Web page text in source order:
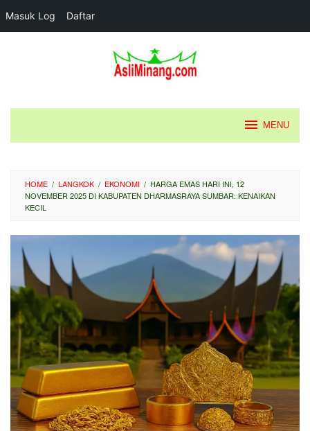
Masuk Log Daftar
MENU
HOME / LANGKOK / EKONOMI / HARGA EMAS HARI INI, 12
NOVEMBER 2025 DI KABUPATEN DHARMASRAYA SUMBAR: KENAIKAN
KECIL